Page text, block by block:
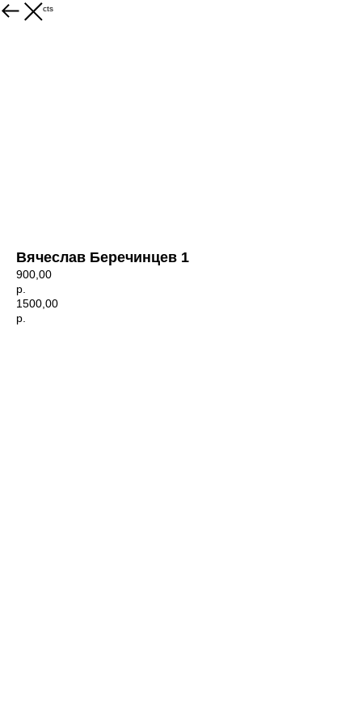
More products
Вячеслав Беречинцев 1
900,00
р.
1500,00
р.